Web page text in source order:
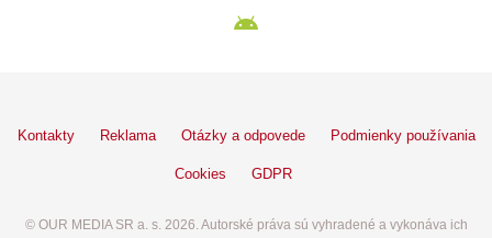
Kontakty Reklama Otázky a odpovede Podmienky používania
Cookies GDPR
© OUR MEDIA SR a. s. 2026. Autorské práva sú vyhradené a vykonáva ich